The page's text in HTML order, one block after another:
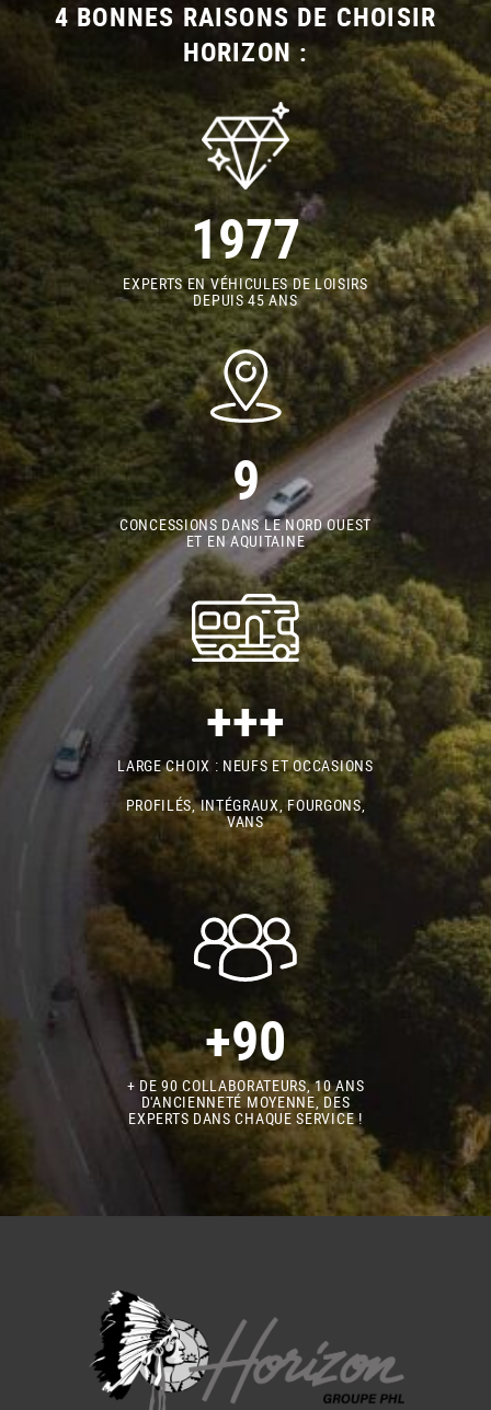
4 BONNES RAISONS DE CHOISIR
HORIZON :
1977
EXPERTS EN VÉHICULES DE LOISIRS
DEPUIS 45 ANS
9
CONCESSIONS DANS LE NORD OUEST
ET EN AQUITAINE
+++
LARGE CHOIX : NEUFS ET OCCASIONS
PROFILÉS, INTÉGRAUX, FOURGONS,
VANS
+90
+ DE 90 COLLABORATEURS, 10 ANS
D'ANCIENNETÉ MOYENNE, DES
EXPERTS DANS CHAQUE SERVICE !